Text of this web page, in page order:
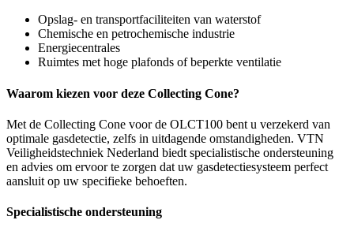
Opslag- en transportfaciliteiten van waterstof
Chemische en petrochemische industrie
Energiecentrales
Ruimtes met hoge plafonds of beperkte ventilatie
Waarom kiezen voor deze Collecting Cone?
Met de Collecting Cone voor de OLCT100 bent u verzekerd van
optimale gasdetectie, zelfs in uitdagende omstandigheden. VTN
Veiligheidstechniek Nederland biedt specialistische ondersteuning
en advies om ervoor te zorgen dat uw gasdetectiesysteem perfect
aansluit op uw specifieke behoeften.
Specialistische ondersteuning